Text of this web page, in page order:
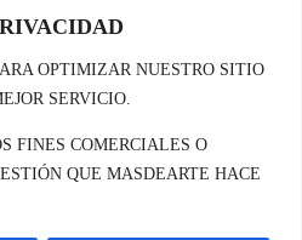
OPTIMIZAR NUESTRO SITIO
SERVICIO.
FINES COMERCIALES O
QUE MASDEARTE HACE
de exposiciones, museos y artistas